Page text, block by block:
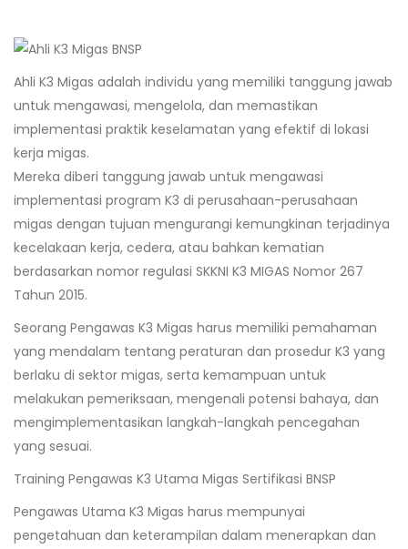
Ahli K3 Migas adalah individu yang memiliki tanggung jawab
untuk mengawasi, mengelola, dan memastikan
implementasi praktik keselamatan yang efektif di lokasi
kerja migas.
Mereka diberi tanggung jawab untuk mengawasi
implementasi program K3 di perusahaan-perusahaan
migas dengan tujuan mengurangi kemungkinan terjadinya
kecelakaan kerja, cedera, atau bahkan kematian
berdasarkan nomor regulasi SKKNI K3 MIGAS Nomor 267
Tahun 2015.
Seorang Pengawas K3 Migas harus memiliki pemahaman
yang mendalam tentang peraturan dan prosedur K3 yang
berlaku di sektor migas, serta kemampuan untuk
melakukan pemeriksaan, mengenali potensi bahaya, dan
mengimplementasikan langkah-langkah pencegahan
yang sesuai.
Training Pengawas K3 Utama Migas Sertifikasi BNSP
Pengawas Utama K3 Migas harus mempunyai
pengetahuan dan keterampilan dalam menerapkan dan